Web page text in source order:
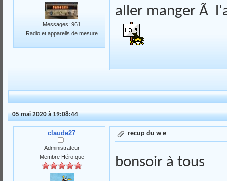
Messages: 961
Radio et appareils de mesure
aller manger Ã
05 mai 2020 à 19:08:44
claude27
Administrateur
Membre Héroïque
recup du w e
bonsoir à tous